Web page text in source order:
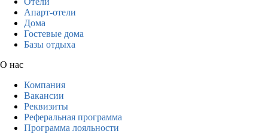
Апарт-отели
Дома
Гостевые дома
Базы отдыха
О нас
Компания
Вакансии
Реквизиты
Реферальная программа
Программа лояльности